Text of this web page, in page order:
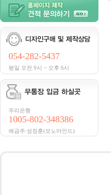
054-282-5437
평일 오전 9시 ~ 오후 6시
우리은행
1005-802-348386
예금주:성정훈(모노마인드)